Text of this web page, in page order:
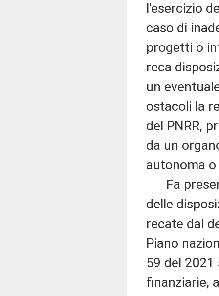
l'esercizio
caso di
progetti o
reca
un
ostacoli la
del PNRR,
da un
autonoma
Fa
delle
recate dal
Piano
59 del
finanziarie,